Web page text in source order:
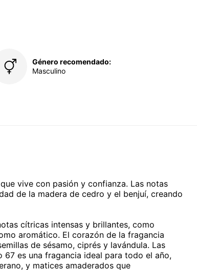
Género recomendado:
Masculino
vive con pasión y confianza. Las notas
de la madera de cedro y el benjuí, creando
cítricas intensas y brillantes, como
aromático. El corazón de la fragancia
de sésamo, ciprés y lavándula. Las
es una fragancia ideal para todo el año,
y matices amaderados que